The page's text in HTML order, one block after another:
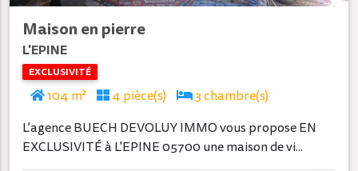
Maison en pierre
L'EPINE
EXCLUSIVITÉ
104 m² 4 pièce(s)
3 chambre(s)
L'agence BUECH DEVOLUY IMMO vous propose EN
EXCLUSIVITÉ à L'EPINE 05700 une maison de vi...